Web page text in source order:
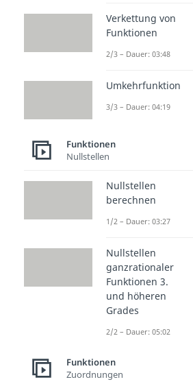
Verkettung von
Funktionen
2/3 – Dauer: 03:48
Umkehrfunktion
3/3 – Dauer: 04:19
Funktionen
Nullstellen
Nullstellen
berechnen
1/2 – Dauer: 03:27
Nullstellen
ganzrationaler
Funktionen 3.
und höheren
Grades
2/2 – Dauer: 05:02
Funktionen
Zuordnungen